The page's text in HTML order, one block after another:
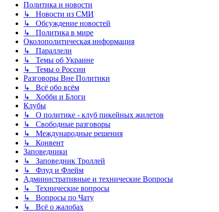
Политика и новости
↳ Новости из СМИ
↳ Обсуждение новостей
↳ Политика в мире
Околополитическая информация
↳ Параллели
↳ Темы об Украине
↳ Темы о России
Разговоры Вне Политики
↳ Всё обо всём
↳ Хобби и Блоги
Клубы
↳ О политике - клуб пикейных жилетов
↳ Свободные разговоры
↳ Международные решения
↳ Конвент
Заповедники
↳ Заповедник Троллей
↳ Флуд и Флейм
Административные и технические Вопросы
↳ Технические вопросы
↳ Вопросы по Чату
↳ Всё о жалобах